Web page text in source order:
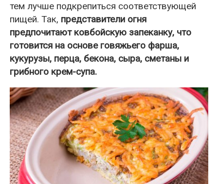
тем лучше подкрепиться соответствующей
пищей. Так, представители огня
предпочитают ковбойскую запеканку, что
готовится на основе говяжьего фарша,
кукурузы, перца, бекона, сыра, сметаны и
грибного крем-супа.